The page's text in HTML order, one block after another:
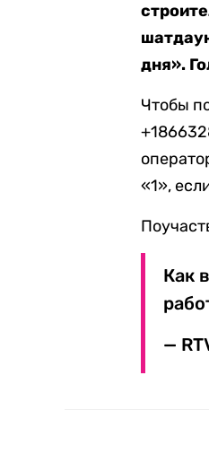
дня».
Чтобы
«1»,
Как
—